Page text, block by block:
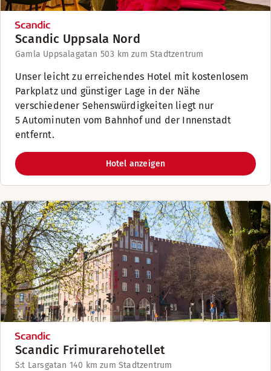
Scandic Uppsala Nord
Gamla Uppsalagatan 503 km zum Stadtzentrum
Unser leicht zu erreichendes Hotel mit kostenlosem
Parkplatz und günstiger Lage in der Nähe
verschiedener Sehenswürdigkeiten liegt nur
5 Autominuten vom Bahnhof und der Innenstadt
entfernt.
Hotel anzeigen
Scandic Frimurarehotellet
S:t Larsgatan 140 km zum Stadtzentrum